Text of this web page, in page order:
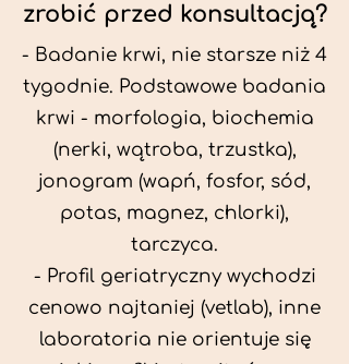
zrobić przed konsultacją?
- Badanie krwi, nie starsze niż 4
tygodnie. Podstawowe badania
krwi - morfologia, biochemia
(nerki, wątroba, trzustka),
jonogram (wapń, fosfor, sód,
potas, magnez, chlorki),
tarczyca.
- Profil geriatryczny wychodzi
cenowo najtaniej (vetlab), inne
laboratoria nie orientuje się